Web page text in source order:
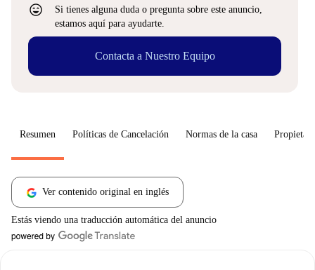
sentiment_very_satisfied
Si tienes alguna duda o pregunta sobre este anuncio,
estamos aquí para ayudarte.
Contacta a Nuestro Equipo
Resumen Políticas de Cancelación Normas de la casa
Ver contenido original en inglés
Estás viendo una traducción automática del anuncio